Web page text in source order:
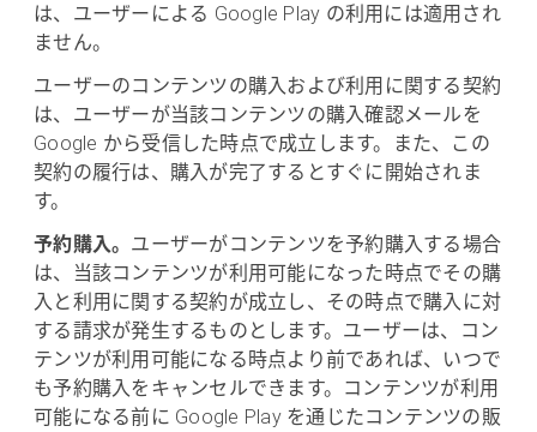
は、ユーザーによる Google Play の利用には適用され
ません。
ユーザーのコンテンツの購入および利用に関する契約
は、ユーザーが当該コンテンツの購入確認メールを
Google から受信した時点で成立します。また、この
契約の履行は、購入が完了するとすぐに開始されま
す。
予約購入。 ユーザーがコンテンツを予約購入する場合
は、当該コンテンツが利用可能になった時点でその購
入と利用に関する契約が成立し、その時点で購入に対
する請求が発生するものとします。ユーザーは、コン
テンツが利用可能になる時点より前であれば、いつで
も予約購入をキャンセルできます。コンテンツが利用
可能になる前に Google Play を通じたコンテンツの販